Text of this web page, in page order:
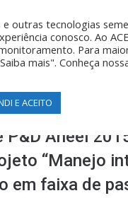
P&D Aneel
“Manejo
em faixa de
e outras tecnologias
conosco. Ao
Para
mais". Conheça
E ACEITO